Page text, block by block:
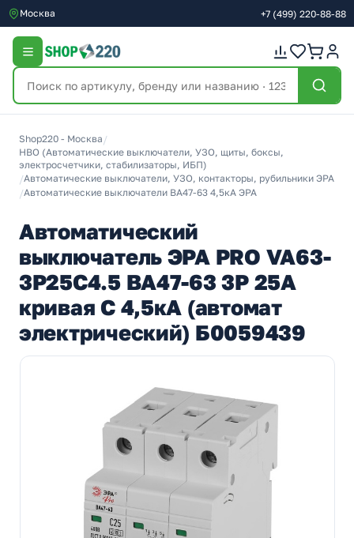
Москва +7 (499) 220-88-88
Shop220 - Москва /
НВО (Автоматические выключатели, УЗО, щиты, боксы,
электросчетчики, стабилизаторы, ИБП)
/Автоматические выключатели, УЗО, контакторы, рубильники ЭРА
/Автоматические выключатели ВА47-63 4,5кА ЭРА
Автоматический
выключатель ЭРА PRO VA63-
3P25C4.5 ВА47-63 3P 25А
кривая C 4,5кА (автомат
электрический) Б0059439